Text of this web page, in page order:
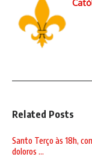
Related Posts
Santo Terço às 18h,
doloros ...